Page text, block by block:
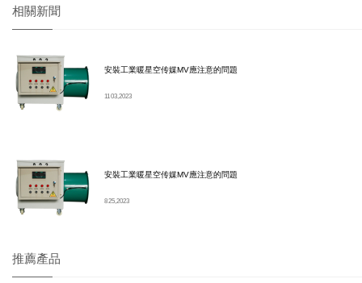
相關新聞
安裝工業暖星空传媒MV應注意的問題
11 03, 2023
安裝工業暖星空传媒MV應注意的問題
8 25, 2023
推薦產品